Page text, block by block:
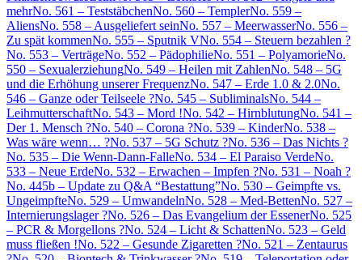
mehrNo. 561 – TeststäbchenNo. 560 – TemplerNo. 559 –
AliensNo. 558 – Ausgeliefert seinNo. 557 – MeerwasserNo. 556 –
Zu spät kommenNo. 555 – Sputnik VNo. 554 – Steuern bezahlen ?
No. 553 – VerträgeNo. 552 – PädophilieNo. 551 – PolyamorieNo.
550 – SexualerziehungNo. 549 – Heilen mit ZahlenNo. 548 – 5G
und die Erhöhung unserer FrequenzNo. 547 – Erde 1.0 & 2.0No.
546 – Ganze oder Teilseele ?No. 545 – SubliminalsNo. 544 –
LeihmutterschaftNo. 543 – Mord !No. 542 – HirnblutungNo. 541 –
Der 1. Mensch ?No. 540 – Corona ?No. 539 – KinderNo. 538 –
Was wäre wenn… ?No. 537 – 5G Schutz ?No. 536 – Das Nichts ?
No. 535 – Die Wenn-Dann-FalleNo. 534 – El Paraiso VerdeNo.
533 – Neue ErdeNo. 532 – Erwachen – Impfen ?No. 531 – Noah ?
No. 445b – Update zu Q&A “Bestattung”No. 530 – Geimpfte vs.
UngeimpfteNo. 529 – UmwandelnNo. 528 – Med-BettenNo. 527 –
Internierungslager ?No. 526 – Das Evangelium der EssenerNo. 525
– PCR & Morgellons ?No. 524 – Licht & SchattenNo. 523 – Geld
muss fließen !No. 522 – Gesunde Zigaretten ?No. 521 – Zentaurus